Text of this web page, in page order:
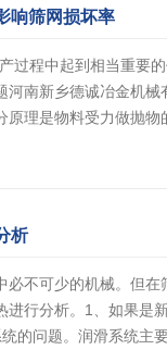
响筛网损坏率
过程中起到相当重要
南新乡德诚冶金机械
原理是物料受力做抛
析
不可少的机械。但
行分析。1、如果是
的问题。润滑系统主